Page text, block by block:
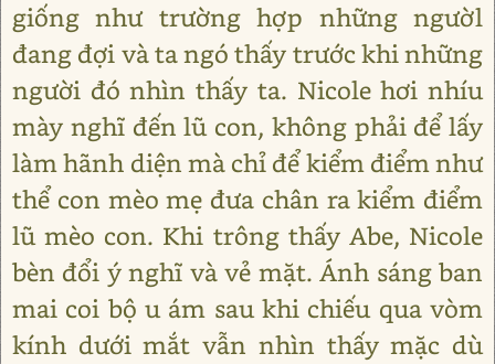
giống như trường hợp những ngườl
đang đợi và ta ngó thấy trước khi những
người đó nhìn thấy ta. Nicole hơi nhíu
mày nghĩ đến lũ con, không phải để lấy
làm hãnh diện mà chỉ để kiểm điểm như
thể con mèo mẹ đưa chân ra kiểm điểm
lũ mèo con. Khi trông thấy Abe, Nicole
bèn đổi ý nghĩ và vẻ mặt. Ánh sáng ban
mai coi bộ u ám sau khi chiếu qua vòm
kính dưới mắt vẫn nhìn thấy mặc dù